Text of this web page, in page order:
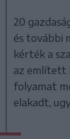
20
és további
kérték a
az említett
folyamat
elakadt,